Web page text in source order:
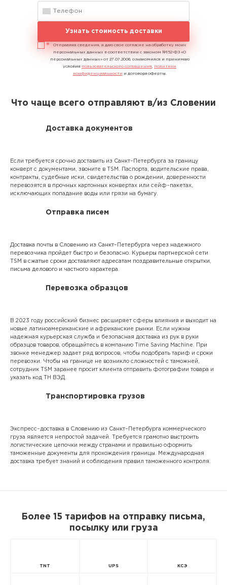
Узнать стоимость доставки
Отправляя сведения, я даю свое согласие на обработку моих
персональных данных в соответствии с законом №152-ФЗ «О
персональных данных» от 27.07.2006, ознакомился и принимаю
условия пользовательского соглашения
политики
конфиденциальности и договора оферты.
Что чаще всего отправляют в/из Словении
Доставка документов
Если требуется срочно доставить из Санкт–Петербурга за границу
конверт с документами, звоните в TSM. Паспорта, водительские права,
контракты, судебные иски, свидетельства о рождении, доверенности
перевозятся в прочных картонных конвертах или сейф–пакетах,
исключающих попадание воды или грязи на бумагу.
Отправка писем
Доставка почты в Словению из Санкт–Петербурга через надежного
перевозчика пройдет быстро и безопасно. Курьеры партнерской сети
TSM в сжатые сроки доставляют адресатам поздравительные открытки,
письма делового и частного характера.
Перевозка образцов
В 2023 году российский бизнес расширяет сферы влияния и выходит на
новые латиноамериканские и африканские рынки. Если нужны
надежная курьерская служба и безопасная доставка из рук в руки
образцов товаров, обращайтесь в компанию Time Saving Machine. При
звонке менеджер задает ряд вопросов, чтобы подобрать тариф и сроки
перевозки. Чтобы на границе не возникло сложностей с таможней,
сотрудник TSM заранее просит клиента отправить фотографии товара и
указать код ТН ВЭД.
Транспортировка грузов
Экспресс–доставка в Словению из Санкт–Петербурга коммерческого
груза является непростой задачей. Требуется грамотно выстроить
логистические цепочки между странами и правильно оформить
таможенные документы для прохождения границы. Международная
доставка требует знаний и соблюдения правил таможенного контроля.
Более 15 тарифов на отправку письма,
посылку или груза
TNT UPS КСЭ